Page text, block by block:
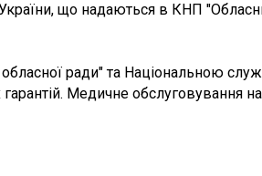
що надаються в КНП
ради" та Національною
Медичне обслуговування